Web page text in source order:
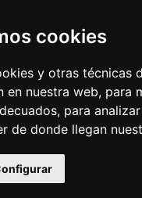
cookies
y otras técnicas
en nuestra web,
para
de donde llegan